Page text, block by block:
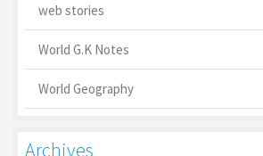
web stories
World G.K Notes
World Geography
Archives